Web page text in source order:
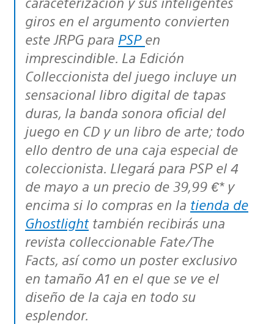
giros en el argumento convierten
este JRPG para PSP en
imprescindible. La Edición
Colleccionista del juego incluye un
sensacional libro digital de tapas
duras, la banda sonora oficial del
juego en CD y un libro de arte; todo
ello dentro de una caja especial de
coleccionista. Llegará para PSP el 4
de mayo a un precio de 39,99 €* y
encima si lo compras en la tienda de
Ghostlighttambién recibirás una
revista colleccionable Fate/The
Facts, así como un poster exclusivo
en tamaño A1 en el que se ve el
diseño de la caja en todo su
esplendor.